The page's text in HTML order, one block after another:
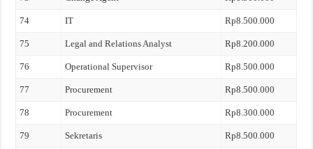
74 IT Rp8.500.000
75 Legal and Relations Analyst Rp8.200.000
76 Operational Supervisor Rp8.500.000
77 Procurement Rp8.500.000
78 Procurement Rp8.300.000
79 Sekretaris Rp8.500.000